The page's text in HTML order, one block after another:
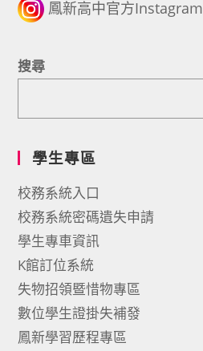
鳳新高中官方Instagram
搜尋
學生專區
校務系統入口
校務系統密碼遺失申請
學生專車資訊
K館訂位系統
失物招領暨惜物專區
數位學生證掛失補發
鳳新學習歷程專區